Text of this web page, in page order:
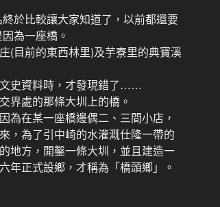
於比較讓大家知道了，以前都還要
為一座橋。
前的東西林里)及芋寮里的典寶溪
史資料時，才發現錯了……
處的那條大圳上的橋。
在某一座橋邊偶二、三間小店，
，為了引中崎的水灌溉仕隆一帶的
地方，開鑿一條大圳，並且建造一
年正式設鄉，才稱為「橋頭鄉」。